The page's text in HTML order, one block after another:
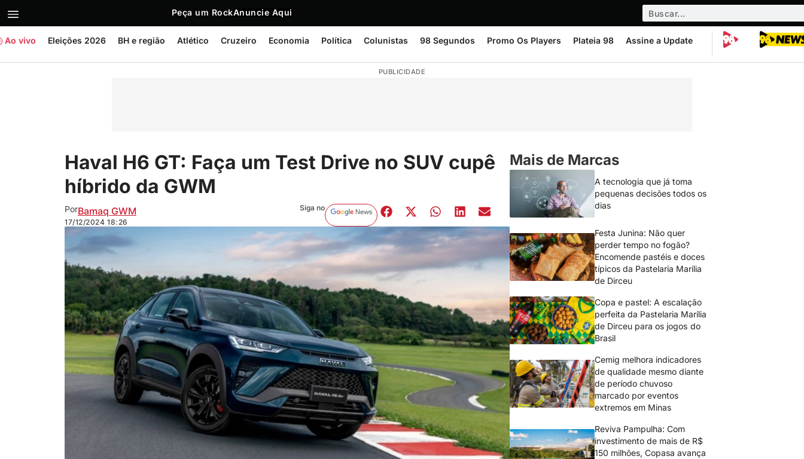
Peça um RockAnuncie Aqui
Ao vivo Eleições 2026 BH e região Atlético Cruzeiro Economia Política Colunistas 98 Segundos Promo Os Players Plateia 98 Assine a Update
PUBLICIDADE
Haval H6 GT: Faça um Test Drive no SUV cupê
híbrido da GWM
PorBamaq GWM
17/12/2024 18:26
Siga no
Mais de Marcas
A tecnologia que já toma
pequenas decisões todos os
dias
Festa Junina: Não quer
perder tempo no fogão?
Encomende pastéis e doces
típicos da Pastelaria Marília
de Dirceu
Copa e pastel: A escalação
perfeita da Pastelaria Marília
de Dirceu para os jogos do
Brasil
Cemig melhora indicadores
de qualidade mesmo diante
de período chuvoso
marcado por eventos
extremos em Minas
Reviva Pampulha: Com
investimento de mais de R$
150 milhões, Copasa avança